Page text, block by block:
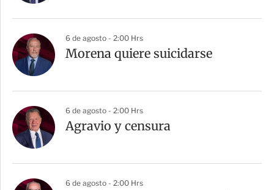
6 de agosto - 2:00 Hrs
Morena quiere suicidarse
6 de agosto - 2:00 Hrs
Agravio y censura
6 de agosto - 2:00 Hrs